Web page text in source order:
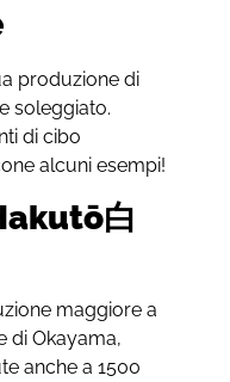
produzione di
soleggiato.
di cibo
alcuni esempi!
白
maggiore a
di Okayama,
anche a 1500